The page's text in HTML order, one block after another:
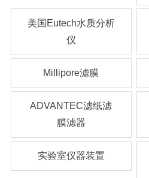
美国Eutech水质分析
仪
Millipore滤膜
ADVANTEC滤纸滤
膜滤器
实验室仪器装置